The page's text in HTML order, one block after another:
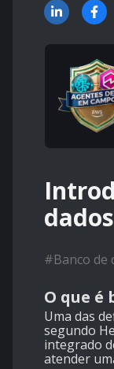
dados
#Banco de
O que é
Uma das
segundo
integrado
atender